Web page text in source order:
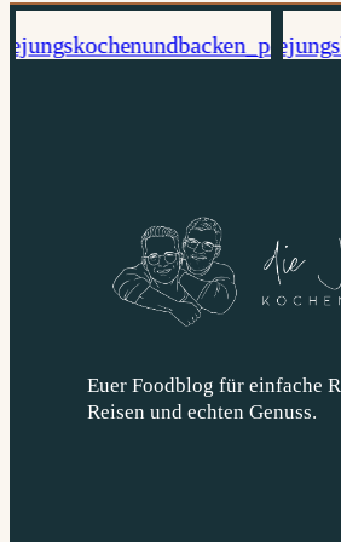
Euer Foodblog für einfache
Reisen und echten Genuss.